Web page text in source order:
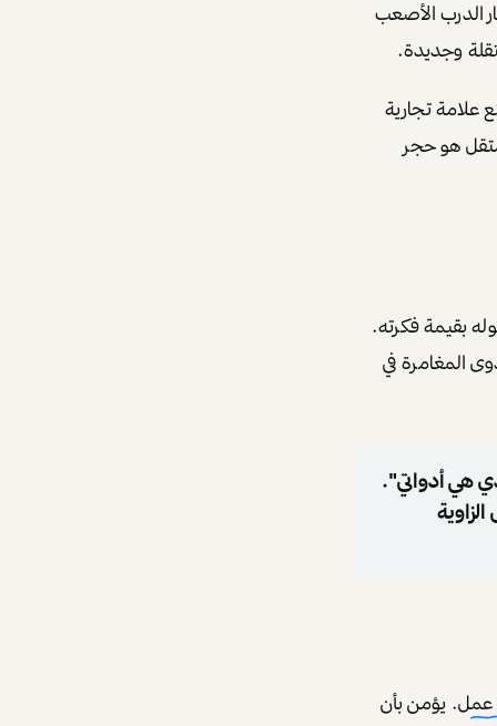
الدرب الأصعب
وجديدة.
علامة تجارية
هو حجر
بقيمة فكرته.
المغامرة في
هي أدواتي".
عمل. يؤمن بأن